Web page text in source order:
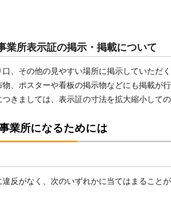
業所表示証の掲示・掲載について
、その他の見やすい場所に掲示していただ
、ポスターや看板の掲示物などにも掲載が行
きましては、表示証の寸法を拡大縮小しての
業所になるためには
反がなく、次のいずれかに当てはまることが